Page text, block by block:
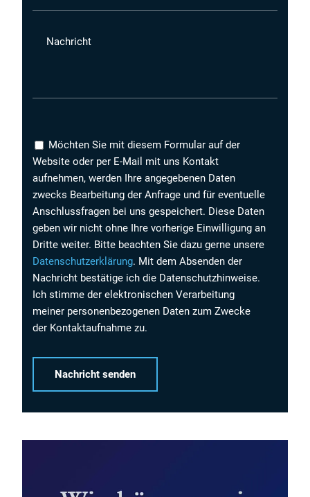
Nachricht
Möchten Sie mit diesem Formular auf der
Website oder per E-Mail mit uns Kontakt
aufnehmen, werden Ihre angegebenen Daten
zwecks Bearbeitung der Anfrage und für eventuelle
Anschlussfragen bei uns gespeichert. Diese Daten
geben wir nicht ohne Ihre vorherige Einwilligung an
Dritte weiter. Bitte beachten Sie dazu gerne unsere
Datenschutzerklärung. Mit dem Absenden der
Nachricht bestätige ich die Datenschutzhinweise.
Ich stimme der elektronischen Verarbeitung
meiner personenbezogenen Daten zum Zwecke
der Kontaktaufnahme zu.